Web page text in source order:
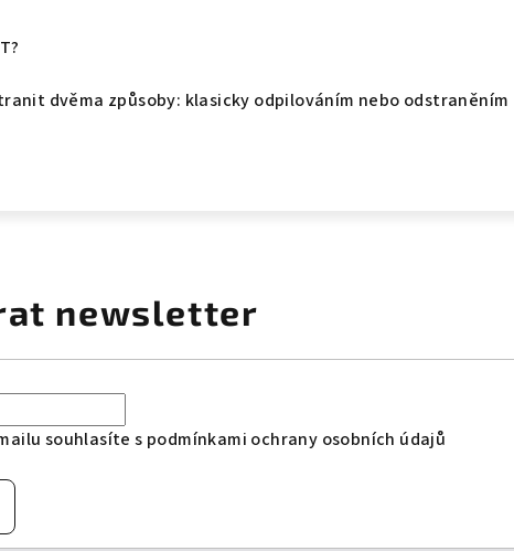
dvěma způsoby: klasicky odpilováním nebo odstraněním
newsletter
souhlasíte s podmínkami ochrany osobních údajů